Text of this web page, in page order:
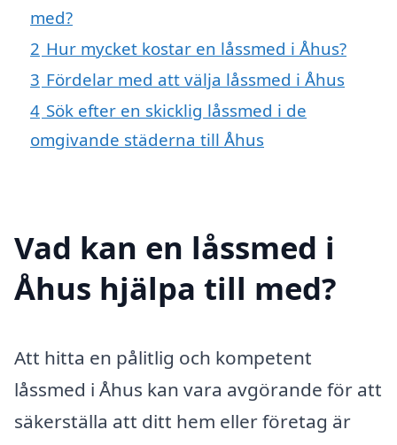
med?
2 Hur mycket kostar en låssmed i Åhus?
3 Fördelar med att välja låssmed i Åhus
4 Sök efter en skicklig låssmed i de
omgivande städerna till Åhus
Vad kan en låssmed i
Åhus hjälpa till med?
Att hitta en pålitlig och kompetent
låssmed i Åhus kan vara avgörande för att
säkerställa att ditt hem eller företag är